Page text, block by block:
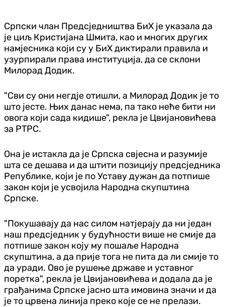
Српски члан Предсједништва БиХ је указала да
је циљ Кристијана Шмита, као и многих других
намјесника који су у БиХ диктирали правила и
узурпирали права институција, да се склони
Милорад Додик.
"Сви су они негдје отишли, а Милорад Додик је то
што јесте. Њих данас нема, па тако неће бити ни
овога који сада кидише", рекла је Цвијановићева
за РТРС.
Она је истакла да је Српска свјесна и разумије
шта се дешава и да штити позицију предсједника
Републике, који је по Уставу дужан да потпише
закон који је усвојила Народна скупштина
Српске.
"Покушавају да нас силом натјерају да ни један
наш предсједник у будућности више не смије да
потпише закон коју му пошаље Народна
скупштина, а да прије тога не пита да ли смије то
да уради. Ово је рушење државе и уставног
поретка", рекла је Цвијановићева и додала да је
грађанима Српске јасно шта имовина значи и да
је то црвена линија преко које се не прелази.